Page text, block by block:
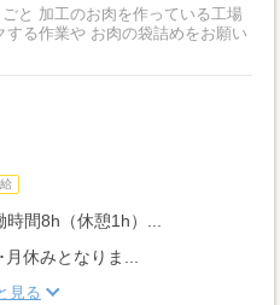
と 加工のお肉を作っている工場
る作業や お肉の袋詰めをお願い
間8h（休憩1h）...
休みとなりま...
見る